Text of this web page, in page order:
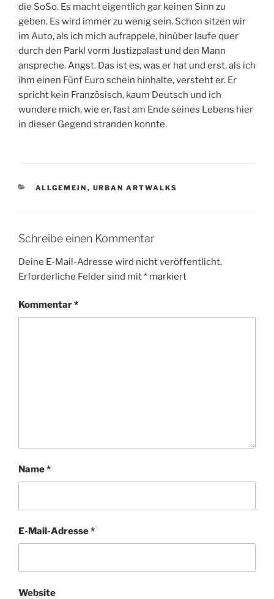
die SoSo. Es macht eigentlich gar keinen Sinn zu
geben. Es wird immer zu wenig sein. Schon sitzen wir
im Auto, als ich mich aufrappele, hinüber laufe quer
durch den Parkl vorm Justizpalast und den Mann
anspreche. Angst. Das ist es, was er hat und erst, als ich
ihm einen Fünf Euro schein hinhalte, versteht er. Er
spricht kein Französisch, kaum Deutsch und ich
wundere mich, wie er, fast am Ende seines Lebens hier
in dieser Gegend stranden konnte.
KATEGORIEN
ALLGEMEIN , URBAN ARTWALKS
Schreibe einen Kommentar
Deine E-Mail-Adresse wird nicht veröffentlicht.
Erforderliche Felder sind mit* markiert
Kommentar*
Name*
E-Mail-Adresse*
Website